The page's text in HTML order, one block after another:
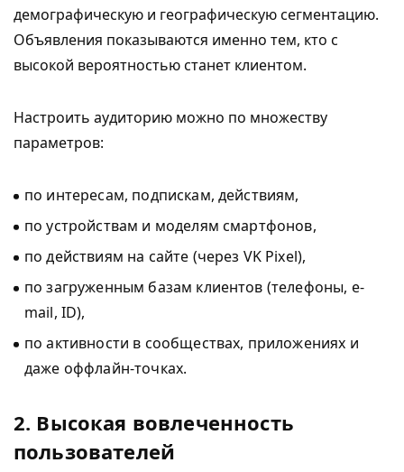
демографическую и географическую сегментацию.
Объявления показываются именно тем, кто с
высокой вероятностью станет клиентом.
Настроить аудиторию можно по множеству
параметров:
по интересам, подпискам, действиям,
по устройствам и моделям смартфонов,
по действиям на сайте (через VK Pixel),
по загруженным базам клиентов (телефоны, e-
mail, ID),
по активности в сообществах, приложениях и
даже оффлайн-точках.
2. Высокая вовлеченность
пользователей